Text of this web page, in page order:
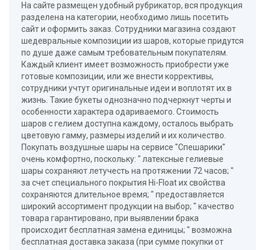
На сайте размещен удобный рубрикатор, вся продукция
разделена на категории, необходимо лишь посетить
сайт и оформить заказ. Сотрудники магазина создают
шедевральные композиции из шаров, которые придутся
по душе даже самым требовательным покупателям.
Каждый клиент имеет возможность приобрести уже
готовые композиции, или же внести коррективы,
сотрудники учтут оригинальные идеи и воплотят их в
жизнь. Такие букеты однозначно подчеркнут черты и
особенности характера одариваемого. Стоимость
шаров с гелием доступна каждому, осталось выбрать
цветовую гамму, размеры изделий и их количество.
Покупать воздушные шары на сервисе "Спешарики"
очень комфортно, поскольку: " латексные гелиевые
шары сохраняют летучесть на протяжении 72 часов; "
за счет специального покрытия Hi-Float их свойства
сохраняются длительное время; " предоставляется
широкий ассортимент продукции на выбор; " качество
товара гарантировано, при выявлении брака
происходит бесплатная замена единицы; " возможна
бесплатная доставка заказа (при сумме покупки от